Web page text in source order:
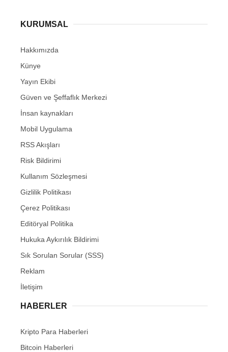
KURUMSAL
Hakkımızda
Künye
Yayın Ekibi
Güven ve Şeffaflık Merkezi
İnsan kaynakları
Mobil Uygulama
RSS Akışları
Risk Bildirimi
Kullanım Sözleşmesi
Gizlilik Politikası
Çerez Politikası
Editöryal Politika
Hukuka Aykırılık Bildirimi
Sık Sorulan Sorular (SSS)
Reklam
İletişim
HABERLER
Kripto Para Haberleri
Bitcoin Haberleri